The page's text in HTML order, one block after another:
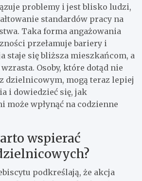
problemy i jest blisko ludzi,
standardów pracy na
Taka forma angażowania
przełamuje bariery i
staje się bliższa mieszkańcom, a
Osoby, które dotąd nie
dzielnicowym, mogą teraz lepiej
i dowiedzieć się, jak
może wpłynąć na codzienne
wspierać
podkreślają, że akcja